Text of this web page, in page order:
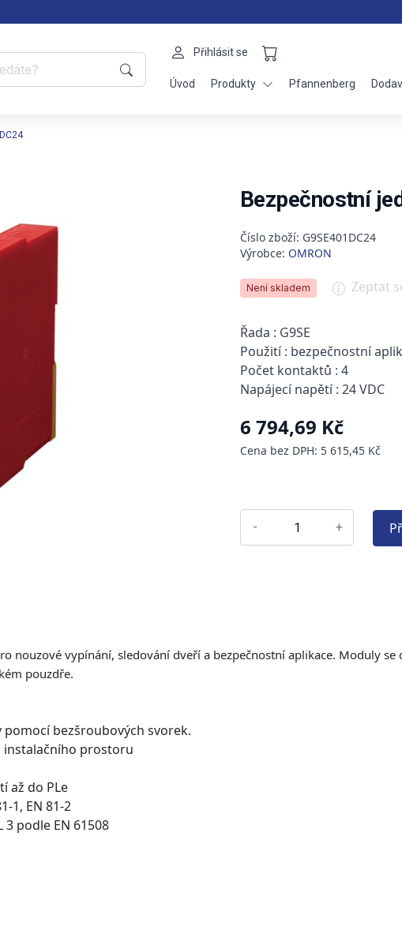
Přihlásit se
Úvod Produkty Pfannenberg
Bezpečnostní
Číslo zboží: G9SE401DC24
Výrobce: OMRON
Není skladem Zeptat
Řada : G9SE
Použití : bezpečnostní
Počet kontaktů : 4
Napájecí napětí : 24 VDC
6 794,69 Kč
Cena bez DPH: 5 615,45 Kč
- +
nouzové vypínání, sledování dveří a bezpečnostní aplikace. Moduly
pouzdře.
bezšroubových svorek.
instalačního prostoru
až do PLe
1, EN 81-2
3 podle EN 61508